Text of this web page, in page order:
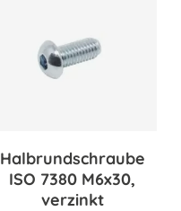
Halbrundschraube
ISO 7380 M6x30,
verzinkt